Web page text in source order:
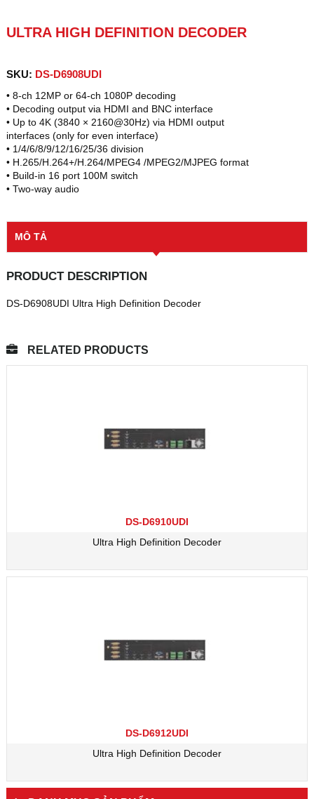
ULTRA HIGH DEFINITION DECODER
SKU: DS-D6908UDI
• 8-ch 12MP or 64-ch 1080P decoding
• Decoding output via HDMI and BNC interface
• Up to 4K (3840 × 2160@30Hz) via HDMI output
interfaces (only for even interface)
• 1/4/6/8/9/12/16/25/36 division
• H.265/H.264+/H.264/MPEG4 /MPEG2/MJPEG format
• Build-in 16 port 100M switch
• Two-way audio
MÔ TẢ
PRODUCT DESCRIPTION
DS-D6908UDI Ultra High Definition Decoder
RELATED PRODUCTS
DS-D6910UDI
Ultra High Definition Decoder
DS-D6912UDI
Ultra High Definition Decoder